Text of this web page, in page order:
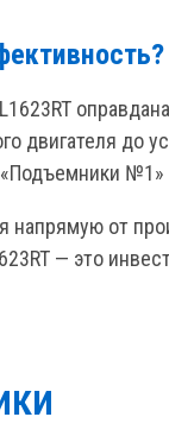
двигателя до
№1»
напрямую от
— это